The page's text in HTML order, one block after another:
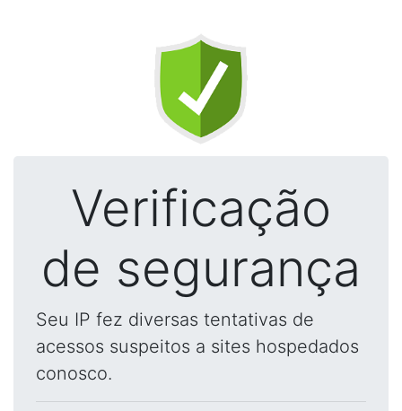
Verificação
de segurança
Seu IP fez diversas tentativas de
acessos suspeitos a sites hospedados
conosco.